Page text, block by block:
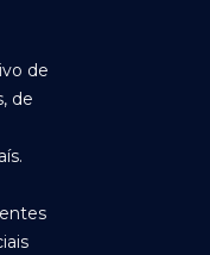
de
de